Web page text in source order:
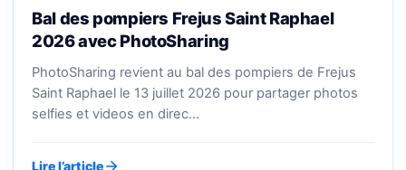
Bal des pompiers Frejus Saint Raphael
2026 avec PhotoSharing
PhotoSharing revient au bal des pompiers de Frejus
Saint Raphael le 13 juillet 2026 pour partager photos
selfies et videos en direc…
Lire l’article